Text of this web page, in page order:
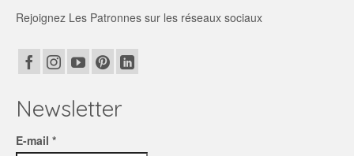
Rejoignez Les Patronnes sur les réseaux sociaux
Newsletter
E-mail *